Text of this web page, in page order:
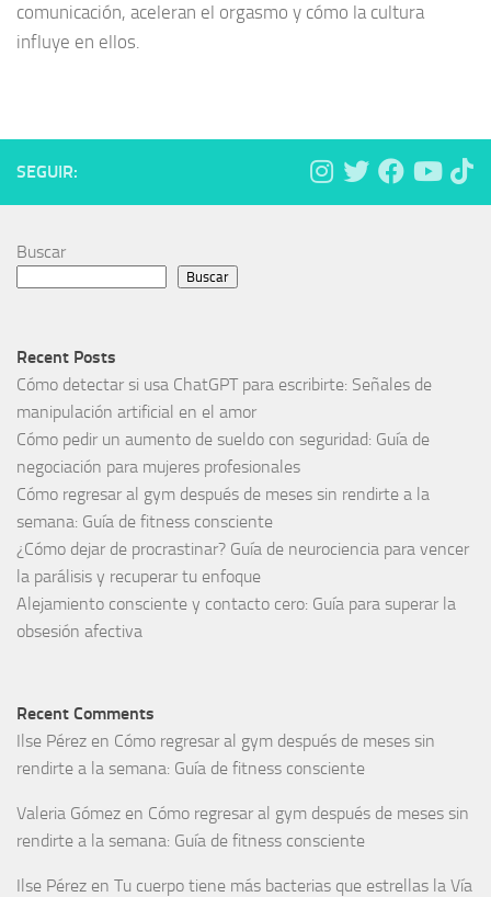
comunicación, aceleran el orgasmo y cómo la cultura
influye en ellos.
SEGUIR:
Buscar
Buscar
Recent Posts
Cómo detectar si usa ChatGPT para escribirte: Señales de
manipulación artificial en el amor
Cómo pedir un aumento de sueldo con seguridad: Guía de
negociación para mujeres profesionales
Cómo regresar al gym después de meses sin rendirte a la
semana: Guía de fitness consciente
¿Cómo dejar de procrastinar? Guía de neurociencia para vencer
la parálisis y recuperar tu enfoque
Alejamiento consciente y contacto cero: Guía para superar la
obsesión afectiva
Recent Comments
Ilse Pérez en Cómo regresar al gym después de meses sin
rendirte a la semana: Guía de fitness consciente
Valeria Gómez en Cómo regresar al gym después de meses sin
rendirte a la semana: Guía de fitness consciente
Ilse Pérez en Tu cuerpo tiene más bacterias que estrellas la Vía